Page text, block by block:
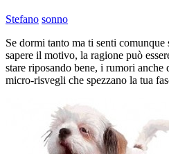
Stefano sonno
Se dormi tanto ma ti senti
sapere il motivo, la ragione può
stare riposando bene, i rumori anche
micro-risvegli che spezzano la tua